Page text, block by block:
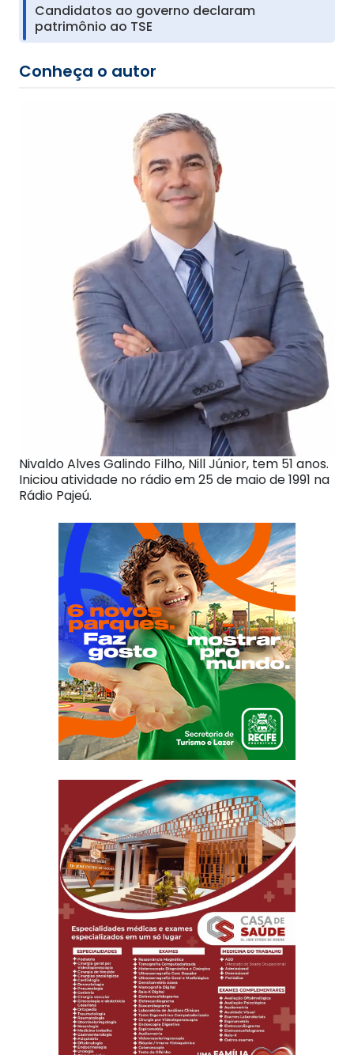
Candidatos ao governo declaram
patrimônio ao TSE
Conheça o autor
Nivaldo Alves Galindo Filho, Nill Júnior, tem 51 anos.
Iniciou atividade no rádio em 25 de maio de 1991 na
Rádio Pajeú.